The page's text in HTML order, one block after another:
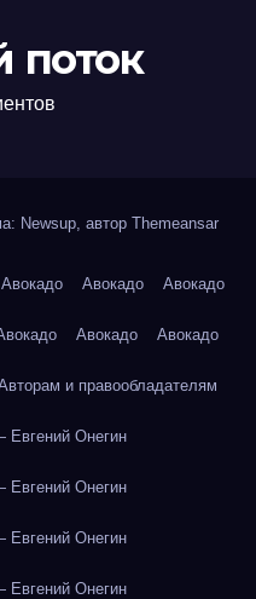
поток
Newsup, автор Themeansar
Авокадо Авокадо Авокадо
Авокадо Авокадо
и правообладателям
Онегин
Онегин
Онегин
Онегин